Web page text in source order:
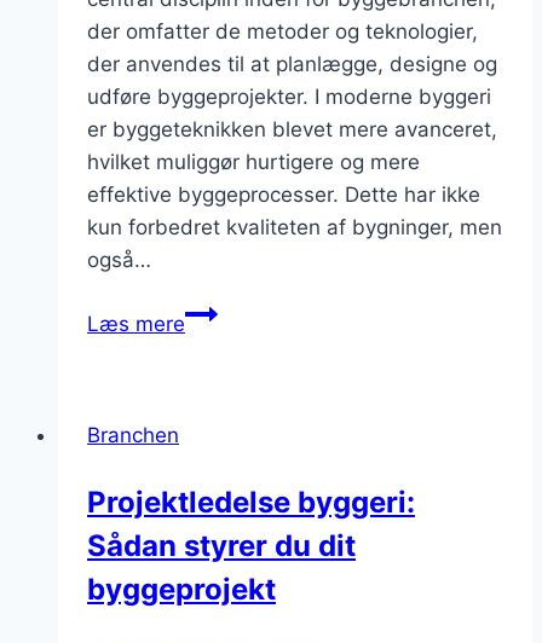
der omfatter de metoder og teknologier,
der anvendes til at planlægge, designe og
udføre byggeprojekter. I moderne byggeri
er byggeteknikken blevet mere avanceret,
hvilket muliggør hurtigere og mere
effektive byggeprocesser. Dette har ikke
kun forbedret kvaliteten af bygninger, men
også…
Læs mereByggeteknik
Branchen
Projektledelse byggeri:
Sådan styrer du dit
byggeprojekt